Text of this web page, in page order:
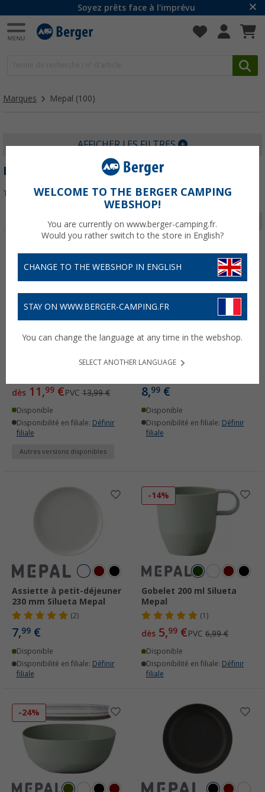
Soyez prêts face à l'imprévu
Marques Mepal (100)
AFFICHER LES FILTRES
MEPAL
Trier par :
Page 1 de 4
-14%
dès 11,99 €PVC 13,99 €
Disponible
Disponibilité en filiale: Définir
filiale
Autres versions disponibles
Silueta Mepal
8,99 €
Disponible
Disponibilité en filiale: Définir
filiale
Assiette à petit-déjeuner
230 mm Silueta Mepal
(2)
7,99 €
Disponible
Disponibilité en filiale: Définir
filiale
-14%
Gobelet 200 ml Silueta
Mepal
(1)
dès 5,99 €PVC 6,99 €
Disponible
Disponibilité en filiale: Définir
filiale
-24%
WELCOME TO THE BERGER CAMPING
WEBSHOP!
You are currently on www.berger-camping.fr.
Would you rather switch to the store in English?
CHANGE TO THE WEBSHOP IN ENGLISH
STAY ON WWW.BERGER-CAMPING.FR
You can change the language at any time in the webshop.
SELECT ANOTHER LANGUAGE